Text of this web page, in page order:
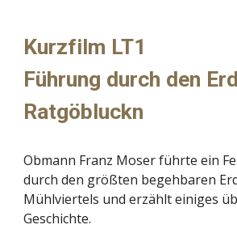
Kurzfilm LT1
Führung durch den
Ratgöbluckn
Obmann Franz Moser führte ein
durch den größten begehbaren
Mühlviertels und erzählt einiges
Geschichte.